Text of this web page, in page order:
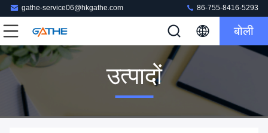
gathe-service06@hkgathe.com 86-755-8416-5293
बोली
उत्पादों